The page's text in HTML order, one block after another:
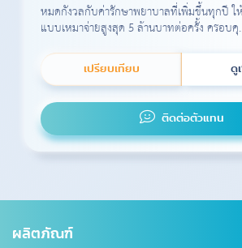
หมดกังวลกับค่ารักษาพยาบาลที่เพิ่มขึ้นทุกปี ใ
แบบเหมาจ่ายสูงสุด 5 ล้านบาทต่อครั้ง ครอบคุ
เปรียบเทียบ ดู
ติดต่อตัวแทน
ผลิตภัณฑ์